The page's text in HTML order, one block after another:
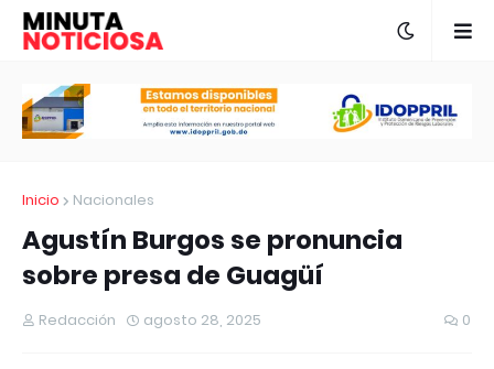
Inicio Nacionales
Agustín Burgos se pronuncia
sobre presa de Guagüí
Redacción agosto 28, 2025 0